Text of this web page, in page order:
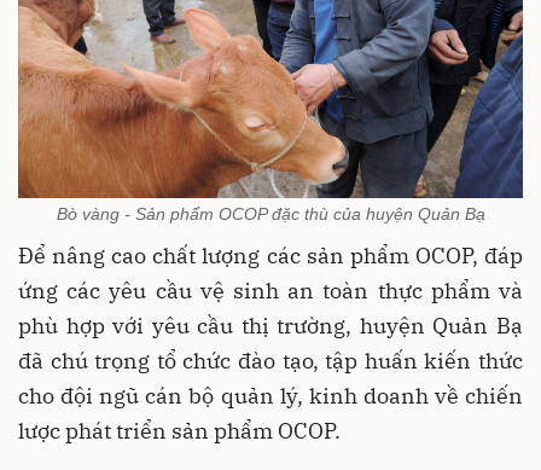
Bò vàng - Sản phẩm OCOP đặc thù của huyện Quản Bạ
Để nâng cao chất lượng các sản phẩm OCOP, đáp
ứng các yêu cầu vệ sinh an toàn thực phẩm và
phù hợp với yêu cầu thị trường, huyện Quản Bạ
đã chú trọng tổ chức đào tạo, tập huấn kiến thức
cho đội ngũ cán bộ quản lý, kinh doanh về chiến
lược phát triển sản phẩm OCOP.